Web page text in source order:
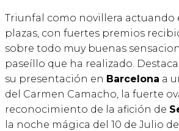
Triunfal como novillera actuando
plazas, con fuertes premios
sobre todo muy buenas
paseíllo que ha realizado.
su presentación en Barcelona a
del Carmen Camacho, la fuerte
reconocimiento de la afición de
la noche mágica del 10 de Julio